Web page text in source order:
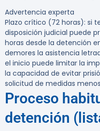
Advertencia experta
Plazo crítico (72 horas): si
disposición judicial puede
horas desde la detención
demores la asistencia
el inicio puede limitar la
la capacidad de evitar
solicitud de medidas
Proceso
detención